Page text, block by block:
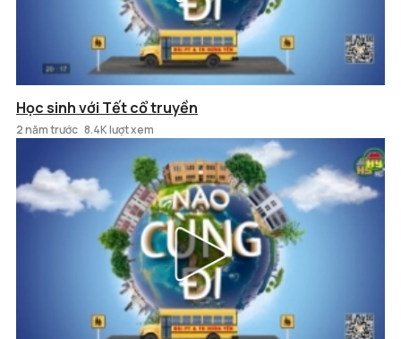
Học sinh với Tết cổ truyền
2 năm trước 8.4K lượt xem